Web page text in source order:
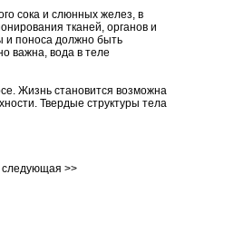
сока и слюнных желез, в
тканей, органов и
и поноса должно быть
важна, вода в теле
Жизнь становится возможна
Твердые структуры тела
следующая >>